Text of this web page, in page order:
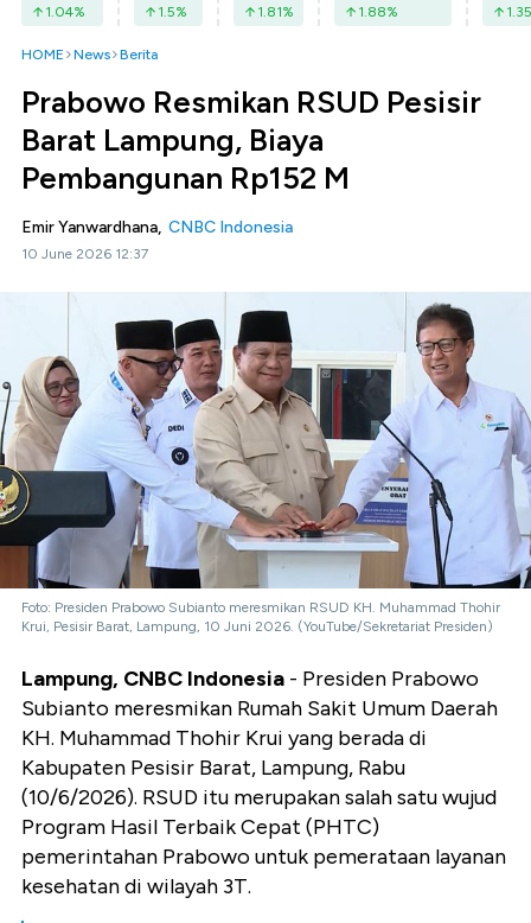
1.04% 1.5% 1.81% 1.88% 1.35
HOME News Berita
Prabowo Resmikan RSUD Pesisir
Barat Lampung, Biaya
Pembangunan Rp152 M
Emir Yanwardhana, CNBC Indonesia
10 June 2026 12:37
Foto: Presiden Prabowo Subianto meresmikan RSUD KH. Muhammad Thohir
Krui, Pesisir Barat, Lampung, 10 Juni 2026. (YouTube/Sekretariat Presiden)
Lampung, CNBC Indonesia - Presiden Prabowo
Subianto meresmikan Rumah Sakit Umum Daerah
KH. Muhammad Thohir Krui yang berada di
Kabupaten Pesisir Barat, Lampung, Rabu
(10/6/2026). RSUD itu merupakan salah satu wujud
Program Hasil Terbaik Cepat (PHTC)
pemerintahan Prabowo untuk pemerataan layanan
kesehatan di wilayah 3T.